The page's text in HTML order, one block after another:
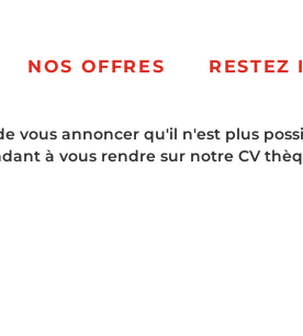
NOS OFFRES RESTEZ
vous annoncer qu'il n'est plus
à vous rendre sur notre CV